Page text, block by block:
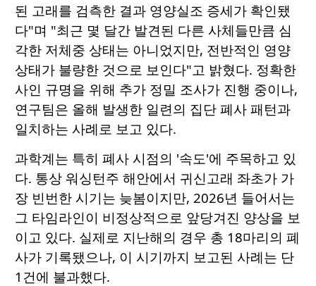
된 고래를 검측한 결과 영양실조 증세가 확인됐
다"며 "최근 몇 달간 발견된 다른 사체들만큼 심
각한 저체중 상태는 아니었지만, 전반적인 영양
상태가 불량한 것으로 보인다"고 밝혔다. 정확한
사인 규명을 위해 추가 정밀 조사가 진행 중이나,
연구팀은 올해 발생한 일련의 집단 폐사 패턴과
일치하는 사례로 보고 있다.
과학계는 특히 폐사 시점의 '속도'에 주목하고 있
다. 통상 워싱턴주 해안에서 귀신고래 좌초가 가
장 빈번한 시기는 늦봄이지만, 2026년 들어서는
그 타임라인이 비정상적으로 앞당겨진 양상을 보
이고 있다. 실제로 지난해의 경우 총 18마리의 폐
사가 기록됐으나, 이 시기까지 보고된 사례는 단
1건에 불과했다.